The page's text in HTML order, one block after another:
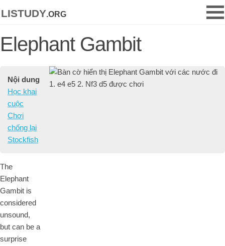
listudy.org
Elephant Gambit
Nội dung
Học khai
cuộc
Chơi
chống lại
Stockfish
The
Elephant
Gambit is
considered
unsound,
but can be a
surprise